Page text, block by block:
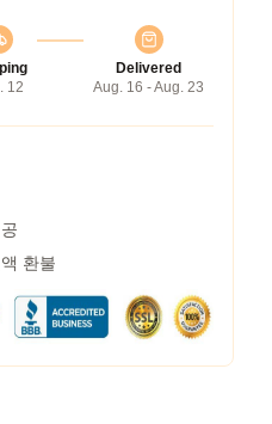
12
Delivered
Aug. 16 - Aug. 23
환불